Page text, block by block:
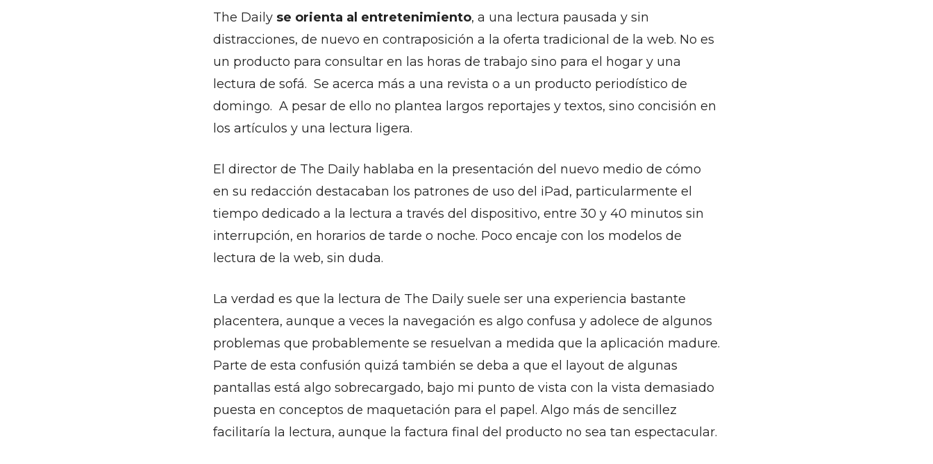
The Daily se orienta al entretenimiento, a una lectura pausada y sin
distracciones, de nuevo en contraposición a la oferta tradicional de la web. No es
un producto para consultar en las horas de trabajo sino para el hogar y una
lectura de sofá. Se acerca más a una revista o a un producto periodístico de
domingo. A pesar de ello no plantea largos reportajes y textos, sino concisión en
los artículos y una lectura ligera.
El director de The Daily hablaba en la presentación del nuevo medio de cómo
en su redacción destacaban los patrones de uso del iPad, particularmente el
tiempo dedicado a la lectura a través del dispositivo, entre 30 y 40 minutos sin
interrupción, en horarios de tarde o noche. Poco encaje con los modelos de
lectura de la web, sin duda.
La verdad es que la lectura de The Daily suele ser una experiencia bastante
placentera, aunque a veces la navegación es algo confusa y adolece de algunos
problemas que probablemente se resuelvan a medida que la aplicación madure.
Parte de esta confusión quizá también se deba a que el layout de algunas
pantallas está algo sobrecargado, bajo mi punto de vista con la vista demasiado
puesta en conceptos de maquetación para el papel. Algo más de sencillez
facilitaría la lectura, aunque la factura final del producto no sea tan espectacular.